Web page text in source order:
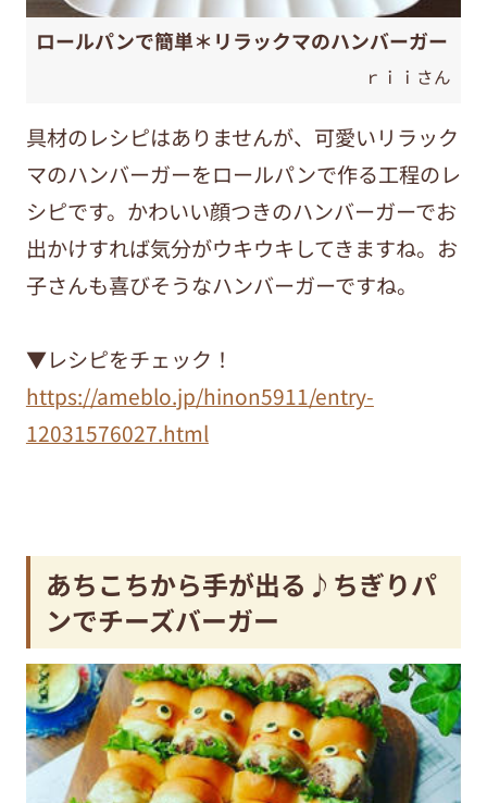
ロールパンで簡単＊リラックマのハンバーガー
ｒｉｉさん
具材のレシピはありませんが、可愛いリラック
マのハンバーガーをロールパンで作る工程のレ
シピです。かわいい顔つきのハンバーガーでお
出かけすれば気分がウキウキしてきますね。お
子さんも喜びそうなハンバーガーですね。
▼レシピをチェック！
https://ameblo.jp/hinon5911/entry-
12031576027.html
あちこちから手が出る♪ちぎりパ
ンでチーズバーガー